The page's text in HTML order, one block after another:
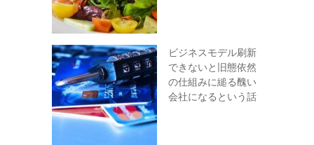
ビジネスモデル刷新
できないと旧態依然
の仕組みに縋る醜い
会社になるという話